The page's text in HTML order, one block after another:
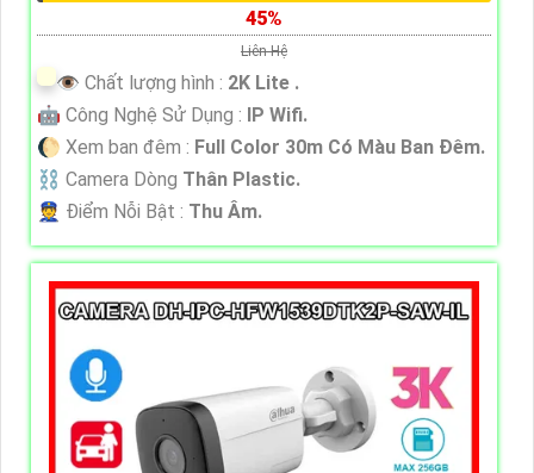
45%
Liên Hệ
👁 Chất lượng hình : 2K Lite .
🤖️ Công Nghệ Sử Dụng : IP Wifi.
🌔 Xem ban đêm : Full Color 30m Có Màu Ban Ðêm.
⛓ Camera Dòng Thân Plastic.
️👮 Điểm Nỗi Bật : Thu Âm.